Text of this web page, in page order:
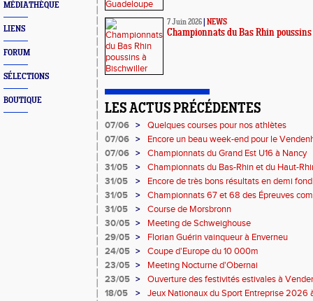
MÉDIATHÈQUE
LIENS
FORUM
SÉLECTIONS
BOUTIQUE
7 Juin 2026 NEWS
Championnats du Bas Rhin
LES ACTUS PRÉCÉDENTES
07/06 >
Quelques courses pour nos athlètes
07/06 >
Encore un beau week-end pour le
07/06 >
Championnats du Grand Est U16 à Nancy
31/05
>
Championnats du Bas-Rhin et du Haut-
combinées – La Wantzenau
31/05 >
Encore de très bons résultats en demi fond
31/05
>
Championnats 67 et 68 des Épreuves
31/05
>
Course de Morsbronn
30/05 >
Meeting de Schweighouse
29/05 >
Florian Guérin vainqueur à Enverneu
24/05 >
Coupe d'Europe du 10 000m
23/05 >
Meeting Nocturne d'Obernai
23/05 >
Ouverture des festivités estivales à
18/05
>
Jeux Nationaux du Sport Entreprise 2026